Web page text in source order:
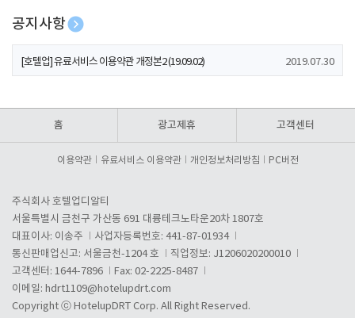
공지사항
[호텔업] 개인정보 처리방침 개정본1 (19.09.02)
[호텔업] 유료서비스 이용약관 개정본2 (19.09.02) 2019.07.30
홈 광고제휴 고객센터
이용약관 유료서비스 이용약관 개인정보처리방침 PC버전
주식회사 호텔업디알티
서울특별시 금천구 가산동 691 대륭테크노타운20차 1807호
대표이사: 이송주
사업자등록번호: 441-87-01934
통신판매업신고: 서울금천-1204 호
직업정보: J1206020200010
고객센터: 1644-7896
Fax: 02-2225-8487
이메일: hdrt1109@hotelupdrt.com
Copyright ⓒ HotelupDRT Corp. All Right Reserved.